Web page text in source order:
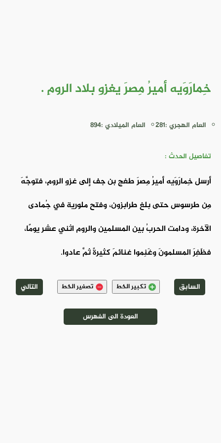
خِمارَوَيه أميرُ مِصرَ يغزوِ بلاد الرومِ .
العام الهجري :281 العام الميلادي :894
تفاصيل الحدث :
أرسل خِمارَوَيه أميرُ مِصرَ طغج بن جف إلى غزوِ الرومِ، فتوجَّهَ
مِن طرسوس حتى بلغ طرابزون، وفتح ملورية في جُمادى
الآخرة، ودامت الحربُ بين المسلمين والروم اثني عشر يومًا،
فظَفِرَ المسلمونَ وغَنِموا غنائمَ كثيرةً ثمَّ عادوا.
السابق تكبير الخط تصغير الخط التالي
العودة الى الفهرس